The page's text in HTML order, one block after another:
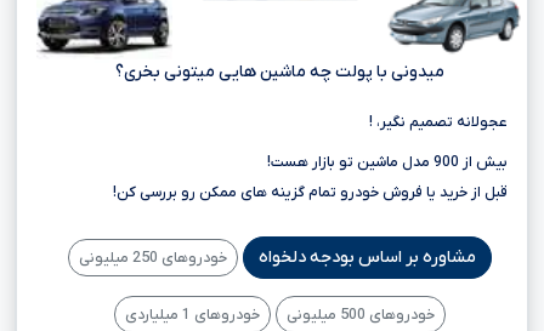
میدونی با پولت چه ماشین هایی میتونی بخری؟
عجولانه تصمیم نگیر، !
بیش از 900 مدل ماشین تو بازار هست!
قبل از خرید یا فروش خودرو تمام گزینه های ممکن رو بررسی کن!
مشاوره بر اساس بودجه دلخواه خودروهای 250 میلیونی
خودروهای 500 میلیونی خودروهای 1 میلیاردی